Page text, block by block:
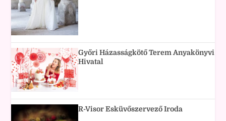
Győri Házasságkötő Terem Anyakönyvi
Hivatal
R-Visor Esküvőszervező Iroda